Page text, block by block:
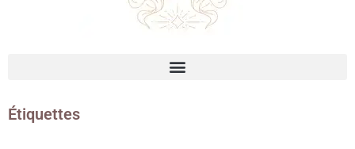
Étiquettes